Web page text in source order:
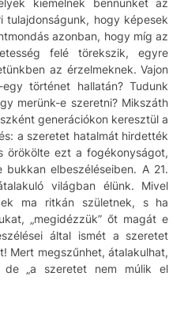
tulajdonságunk, hogy képesek
azonban, hogy míg az
felé törekszik, egyre
az érzelmeknek. Vajon
történet hallatán? Tudunk
merünk-e szeretni? Mikszáth
generációkon keresztül a
a szeretet hatalmát hirdették
örökölte ezt a fogékonyságot,
elbeszéléseiben. A 21.
világban élünk. Mivel
ma ritkán születnek, s ha
„megidézzük” őt magát e
által ismét a szeretet
Mert megszűnhet, átalakulhat,
„a szeretet nem múlik el